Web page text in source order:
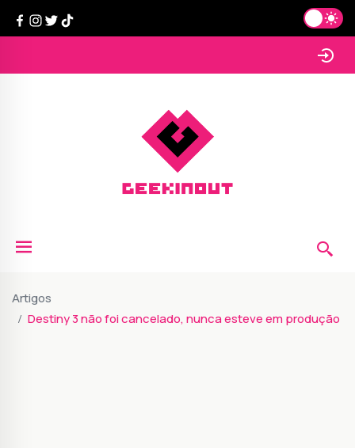
Artigos
Destiny 3 não foi cancelado, nunca esteve em produção